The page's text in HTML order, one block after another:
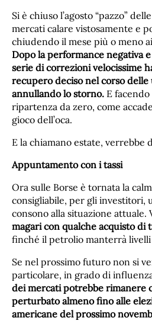
Si è chiuso l’agosto “pazzo”
mercati calare vistosamente e
chiudendo il mese più o meno
Dopo la performance negativa
serie di correzioni velocissime
recupero deciso nel corso
annullando lo storno. E
ripartenza da zero, come
gioco dell’oca.
E la chiamano estate, verrebbe
Appuntamento con i tassi
Ora sulle Borse è tornata la
consigliabile, per gli investitori,
consono alla situazione attuale.
magari con qualche acquisto di
finché il petrolio manterrà livelli
Se nel prossimo futuro non si
particolare, in grado di
dei mercati potrebbe rimanere
perturbato almeno fino alle
americane del prossimo